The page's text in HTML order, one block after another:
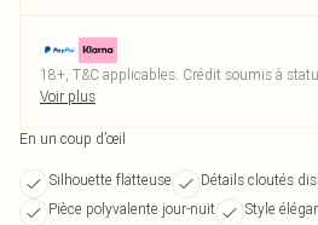
18+, T&C applicables. Crédit soumis à
Voir plus
En un coup d’œil
Silhouette flatteuse
Détails cloutés
Pièce polyvalente jour-nuit
Style